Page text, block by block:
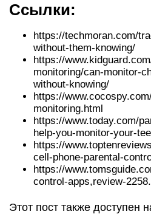
Ссылки:
https://techmoran.com/
without-them-knowing/
https://
monitoring/can-monitor-
without-knowing/
https://
monitoring.html
https://www.today.com/
help-you-monitor-your-
https://
cell-phone-parental-
https://
control-apps,review-
Этот пост также доступен